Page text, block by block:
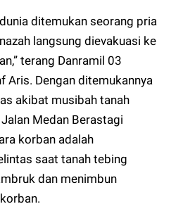
ditemukan seorang pria
langsung dievakuasi ke
terang Danramil 03
Aris. Dengan ditemukannya
akibat musibah tanah
Medan Berastagi
korban adalah
saat tanah tebing
dan menimbun